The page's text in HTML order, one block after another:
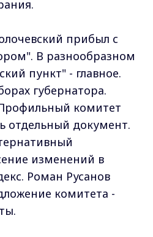
прибыл с
В разнообразном
пункт" - главное.
губернатора.
комитет
отдельный документ.
изменений в
Роман Русанов
комитета -